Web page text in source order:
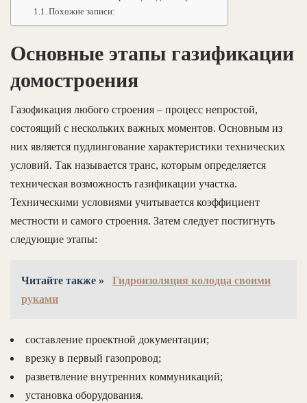
Похожие записи:
Основные этапы газификации
домостроения
Газофикация любого строения – процесс непростой,
состоящий с нескольких важных моментов. Основным из
них является пудлингование характеристики технических
условий. Так называется транс, которым определяется
техническая возможность газификации участка.
Техническими условиями учитывается коэффициент
местности и самого строения. Затем следует постигнуть
следующие этапы:
Читайте также »
Гидроизоляция колодца своими
руками
составление проектной документации;
врезку в первый газопровод;
разветвление внутренних коммуникаций;
установка оборудования.